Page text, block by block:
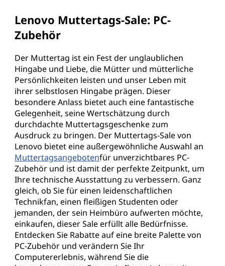
Lenovo Muttertags-Sale: PC-
Zubehör
Der Muttertag ist ein Fest der unglaublichen
Hingabe und Liebe, die Mütter und mütterliche
Persönlichkeiten leisten und unser Leben mit
ihrer selbstlosen Hingabe prägen. Dieser
besondere Anlass bietet auch eine fantastische
Gelegenheit, seine Wertschätzung durch
durchdachte Muttertagsgeschenke zum
Ausdruck zu bringen. Der Muttertags-Sale von
Lenovo bietet eine außergewöhnliche Auswahl an
Muttertagsangebotenfür unverzichtbares PC-
Zubehör und ist damit der perfekte Zeitpunkt, um
Ihre technische Ausstattung zu verbessern. Ganz
gleich, ob Sie für einen leidenschaftlichen
Technikfan, einen fleißigen Studenten oder
jemanden, der sein Heimbüro aufwerten möchte,
einkaufen, dieser Sale erfüllt alle Bedürfnisse.
Entdecken Sie Rabatte auf eine breite Palette von
PC-Zubehör und verändern Sie Ihr
Computererlebnis, während Sie die